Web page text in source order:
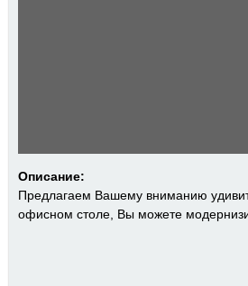
Описание:
Предлагаем Вашему вниманию
офисном столе, Вы можете